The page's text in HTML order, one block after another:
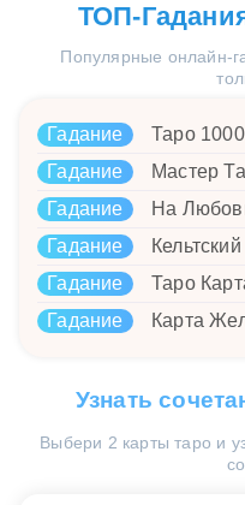
ТОП-
Популярные онлайн-
Гадание Таро
Гадание
Мастер
Гадание
На
Гадание
Гадание
Таро
Гадание
Карта
Узнать
Выбери 2 карты таро и